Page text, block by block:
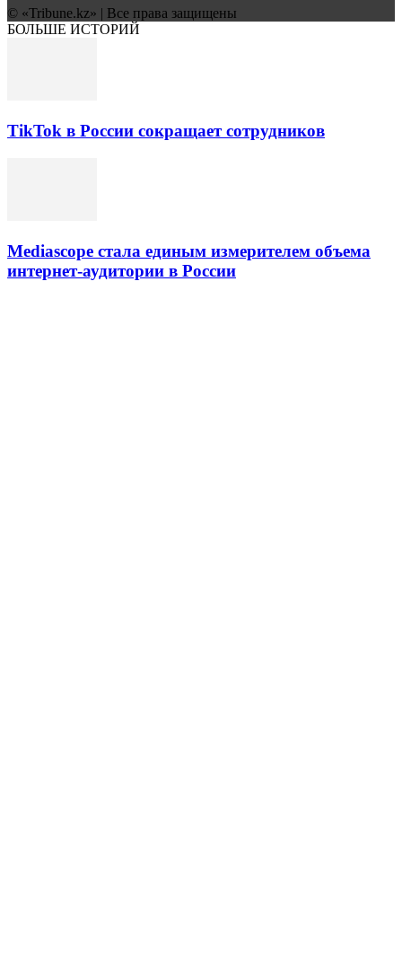
© «Tribune.kz» | Все права защищены
БОЛЬШЕ ИСТОРИЙ
TikTok в России сокращает сотрудников
Mediascope стала единым измерителем объема
интернет-аудитории в России